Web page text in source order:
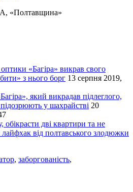
, «Полтавщина»
«Багіра» викрав свого
з нього борг 13 серпня 2019,
який викрадав підлеглого,
у шахрайстві 20
дві квартири та не
від полтавського злодюжки
, заборгованість,